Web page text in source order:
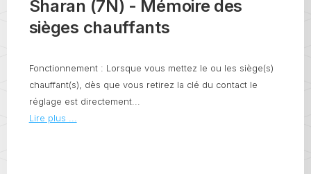
Sharan (7N) - Mémoire des
sièges chauffants
Fonctionnement : Lorsque vous mettez le ou les siège(s)
chauffant(s), dès que vous retirez la clé du contact le
réglage est directement...
Lire plus ...